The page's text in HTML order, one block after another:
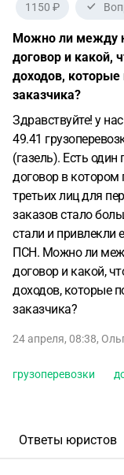
1150 ₽
Можно ли между
договор и какой,
доходов, которые
заказчика?
Здравствуйте! у
49.41
(газель). Есть
договор в
третьих лиц для
заказов стало
стали и
ПСН. Можно ли
договор и какой,
доходов, которые
заказчика?
24 апреля, 08:38,
грузоперевозки
Ответы юристов